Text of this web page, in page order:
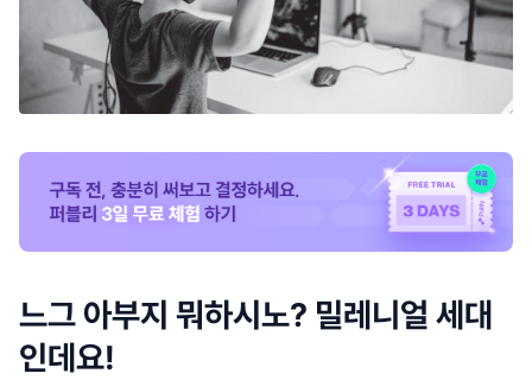
느그 아부지 뭐하시노? 밀레니얼 세대
인데요!